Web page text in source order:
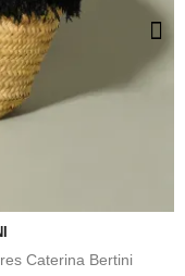
Caterina Bertini